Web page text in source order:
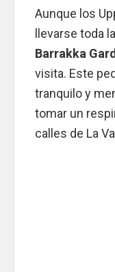
Aunque los
llevarse toda
Barrakka
visita. Este
tranquilo y
tomar un
calles de La